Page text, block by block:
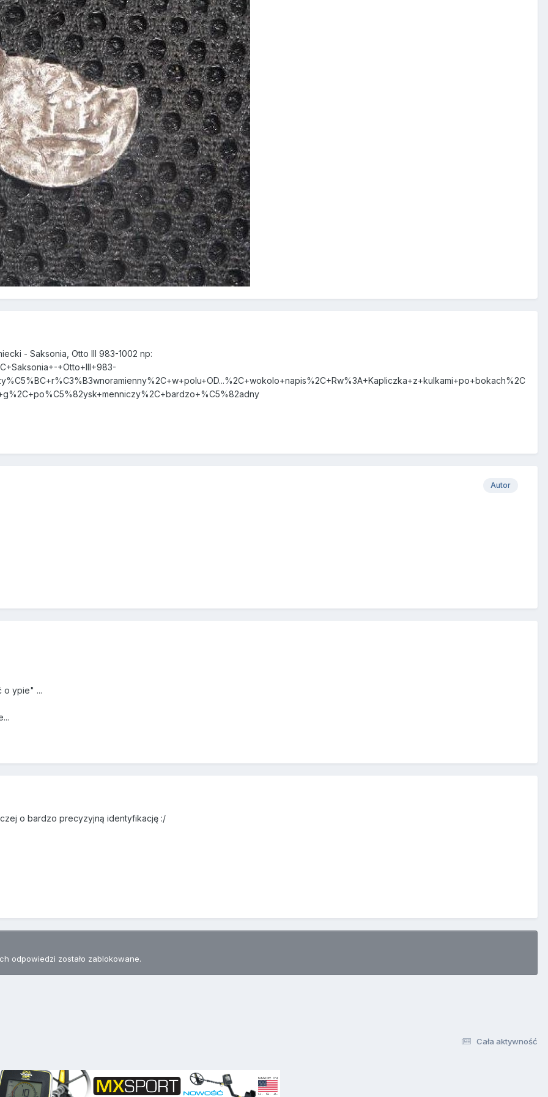
- Saksonia, Otto III 983-1002 np:
+Otto+III+983-
Autor
o ypie" ...
o bardzo precyzyjną identyfikację :/
odpowiedzi zostało zablokowane.
Cała aktywność